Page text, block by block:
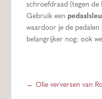
schroefdraad (tegen de
Gebruik een
waardoor je de
belangrijker nog: ook
←Olie verversen van